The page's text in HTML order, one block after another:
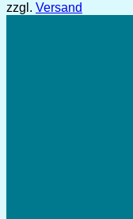
zzgl. Versand